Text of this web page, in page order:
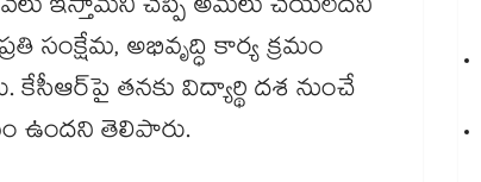
ఇస్తామని చెప్పి అమలు చేయలేదని
అభివృద్ధి కార్య క్రమం
తనకు విద్యార్థి దశ నుంచే
ఉందని తెలిపారు.